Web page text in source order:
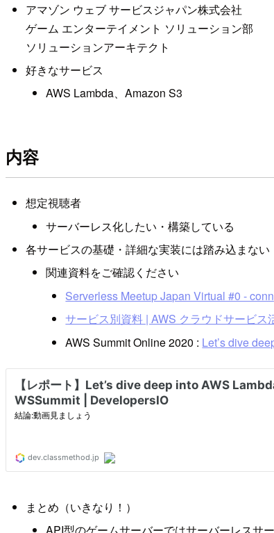
アマゾン ウェブ サービスジャパン株式会社
ゲーム エンターテイメント ソリューション部
ソリューションアーキテクト
好きなサービス
AWS Lambda、Amazon S3
内容
想定視聴者
サーバーレス化したい・構築している
各サービスの基礎・詳細な実装には踏み込まない
関連資料をご確認ください
Serverless Meetup Japan Virtual #0 -
サービス別資料 | AWS クラウドサービス
AWS Summit Online 2020 : Let’s dive
まとめ（いきなり！）